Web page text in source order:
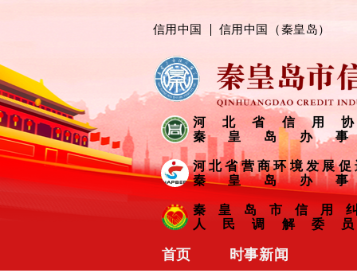
信用中国 信用中国（秦皇岛）
河北省信用
秦皇岛办事
河北省营商环境发展促
秦皇岛办事
秦皇岛市信用
人民调解委
首页
时事新闻